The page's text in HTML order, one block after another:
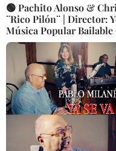
🟢 Pachito Alonso &
¨Rico Pilón¨ | Director:
Música Popular Bailable
Canción | CUBA